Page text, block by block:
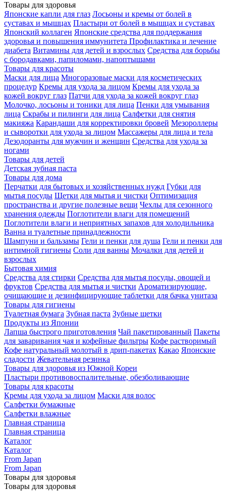
Товары для здоровья
Японские капли для глаз Лосьоны и кремы от болей в
суставах и мышцах Пластыри от болей в мышцах и суставах
Японский коллаген Японские средства для поддержания
здоровья и повышения иммунитета Профилактика и лечение
диабета Витамины для детей и взрослых Средства для борьбы
с бородавками, папиломами, напоптышами
Товары для красоты
Маски для лица Многоразовые маски для косметических
процедур Кремы для ухода за лицом Кремы для ухода за
кожей вокруг глаз Патчи для ухода за кожей вокруг глаз
Молочко, лосьоны и тоники для лица Пенки для умывания
лица Скрабы и пилинги для лица Салфетки для снятия
макияжа Карандаши для корректировки бровей Мезороллеры
и сыворотки для ухода за лицом Массажеры для лица и тела
Дезодоранты для мужчин и женщин Средства для ухода за
ногами
Товары для детей
Детская зубная паста
Товары для дома
Перчатки для бытовых и хозяйственных нужд Губки для
мытья посуды Щетки для мытья и чистки Оптимизация
пространства и другие полезные вещи Чехлы для сезонного
хранения одежды Поглотители влаги для помещений
Поглотители влаги и неприятных запахов для холодильника
Ванна и туалетные принадлежности
Шампуни и бальзамы Гели и пенки для душа Гели и пенки для
интимной гигиены Соли для ванны Мочалки для детей и
взрослых
Бытовая химия
Средства для стирки Средства для мытья посуды, овощей и
фруктов Средства для мытья и чистки Ароматизирующие,
очищающие и дезинфицирующие таблетки для бачка унитаза
Товары для гигиены
Туалетная бумага Зубная паста Зубные щетки
Продукты из Японии
Лапша быстрого приготовления Чай пакетированный Пакеты
для заваривания чая и кофейные фильтры Кофе растворимый
Кофе натуральный молотый в дрип-пакетах Какао Японские
сладости Жевательная резинка
Товары для здоровья из Южной Кореи
Пластыри противовоспалительные, обезболивающие
Товары для красоты
Кремы для ухода за лицом Маски для волос
Салфетки бумажные
Салфетки влажные
Главная страница
Главная страница
Каталог
Каталог
From Japan
From Japan
Товары для здоровья
Товары для здоровья